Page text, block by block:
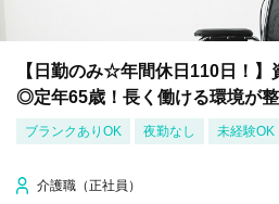
【日勤のみ☆年間休日110日！】
◎定年65歳！長く働ける環境が
ブランクありOK 夜勤なし 未経験OK
介護職（正社員）